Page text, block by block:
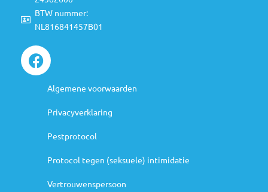
BTW nummer:
NL816841457B01
Handige links
Algemene voorwaarden
Privacyverklaring
Pestprotocol
Protocol tegen (seksuele) intimidatie
Vertrouwenspersoon